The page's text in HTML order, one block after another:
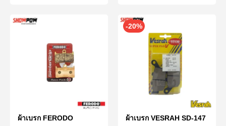
ผ้าเบรก FERODO
-20%
ผ้าเบรก VESRAH SD-147